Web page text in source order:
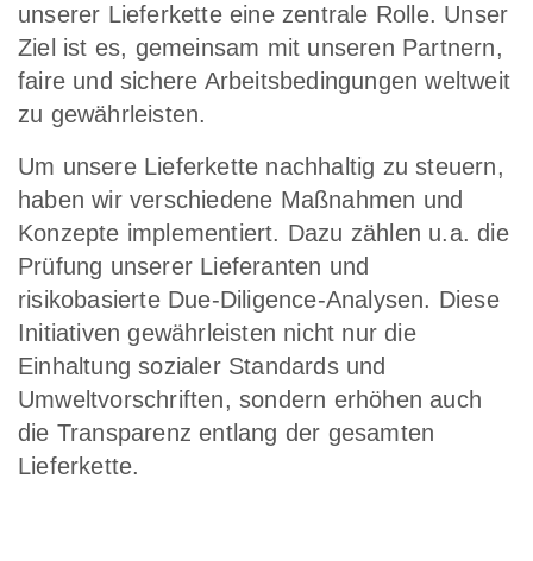
unserer Lieferkette eine zentrale Rolle. Unser
Ziel ist es, gemeinsam mit unseren Partnern,
faire und sichere Arbeitsbedingungen weltweit
zu gewährleisten.
Um unsere Lieferkette nachhaltig zu steuern,
haben wir verschiedene Maßnahmen und
Konzepte implementiert. Dazu zählen u.a. die
Prüfung unserer Lieferanten und
risikobasierte Due-Diligence-Analysen. Diese
Initiativen gewährleisten nicht nur die
Einhaltung sozialer Standards und
Umweltvorschriften, sondern erhöhen auch
die Transparenz entlang der gesamten
Lieferkette.